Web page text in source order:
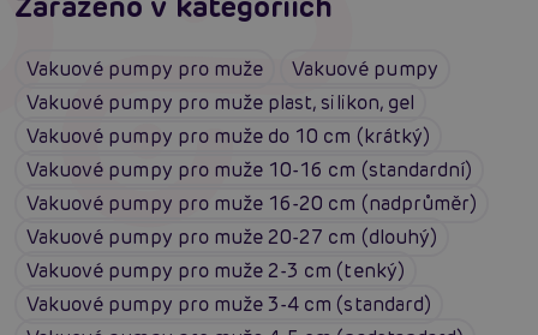
Vakuové pumpy pro muže
Vakuové pumpy
Vakuové pumpy pro muže plast, silikon, gel
Vakuové pumpy pro muže do 10 cm (krátký)
Vakuové pumpy pro muže 10-16 cm (standardní)
Vakuové pumpy pro muže 16-20 cm (nadprůměr)
Vakuové pumpy pro muže 20-27 cm (dlouhý)
Vakuové pumpy pro muže 2-3 cm (tenký)
Vakuové pumpy pro muže 3-4 cm (standard)